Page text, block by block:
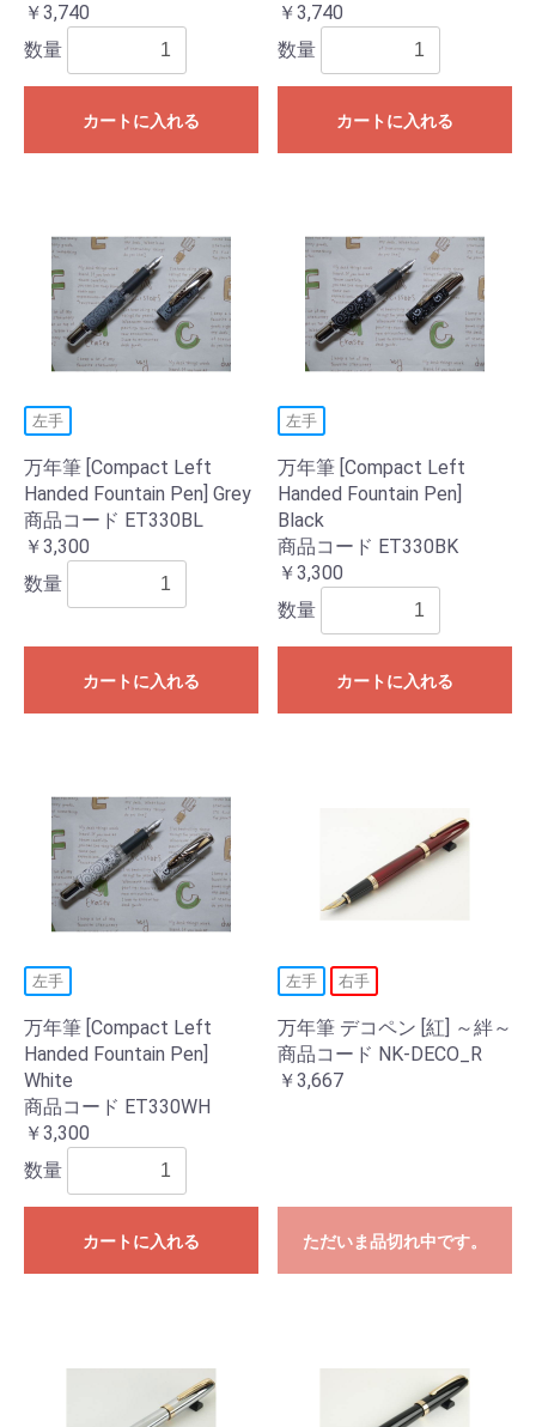
￥3,740
数量
カートに入れる
￥3,740
数量
カートに入れる
左手
万年筆 [Compact Left
Handed Fountain Pen] Grey
商品コード ET330BL
￥3,300
数量
カートに入れる
左手
万年筆 [Compact Left
Handed Fountain Pen]
Black
商品コード ET330BK
￥3,300
数量
カートに入れる
左手
万年筆 [Compact Left
Handed Fountain Pen]
White
商品コード ET330WH
￥3,300
数量
カートに入れる
左手 右手
万年筆 デコペン [紅] ～絆～
商品コード NK-DECO_R
￥3,667
ただいま品切れ中です。